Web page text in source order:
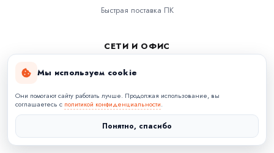
Быстрая поставка ПК
СЕТИ И ОФИС
Сетевое оборудование
Wi-Fi для офиса
Принтеры и МФУ
Офисная техника
Мы используем cookie
Они помогают сайту работать лучше. Продолжая использование, вы
соглашаетесь с политикой конфиденциальности.
Понятно, спасибо